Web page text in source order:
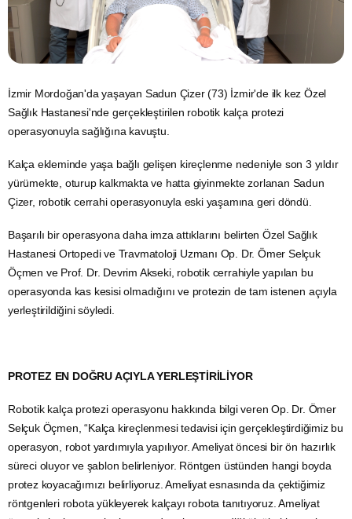
İzmir Mordoğan'da yaşayan Sadun Çizer (73) İzmir'de ilk kez Özel
Sağlık Hastanesi'nde gerçekleştirilen robotik kalça protezi
operasyonuyla sağlığına kavuştu.
Kalça ekleminde yaşa bağlı gelişen kireçlenme nedeniyle son 3 yıldır
yürümekte, oturup kalkmakta ve hatta giyinmekte zorlanan Sadun
Çizer, robotik cerrahi operasyonuyla eski yaşamına geri döndü.
Başarılı bir operasyona daha imza attıklarını belirten Özel Sağlık
Hastanesi Ortopedi ve Travmatoloji Uzmanı Op. Dr. Ömer Selçuk
Öçmen ve Prof. Dr. Devrim Akseki, robotik cerrahiyle yapılan bu
operasyonda kas kesisi olmadığını ve protezin de tam istenen açıyla
yerleştirildiğini söyledi.
PROTEZ EN DOĞRU AÇIYLA YERLEŞTİRİLİYOR
Robotik kalça protezi operasyonu hakkında bilgi veren Op. Dr. Ömer
Selçuk Öçmen, “Kalça kireçlenmesi tedavisi için gerçekleştirdiğimiz bu
operasyon, robot yardımıyla yapılıyor. Ameliyat öncesi bir ön hazırlık
süreci oluyor ve şablon belirleniyor. Röntgen üstünden hangi boyda
protez koyacağımızı belirliyoruz. Ameliyat esnasında da çektiğimiz
röntgenleri robota yükleyerek kalçayı robota tanıtıyoruz. Ameliyat